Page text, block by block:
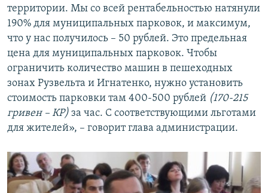
территории. Мы со всей рентабельностью натянули
190% для муниципальных парковок, и максимум,
что у нас получилось – 50 рублей. Это предельная
цена для муниципальных парковок. Чтобы
ограничить количество машин в пешеходных
зонах Рузвельта и Игнатенко, нужно установить
стоимость парковки там 400-500 рублей (170-215
гривен – КР) за час. С соответствующими льготами
для жителей», – говорит глава администрации.